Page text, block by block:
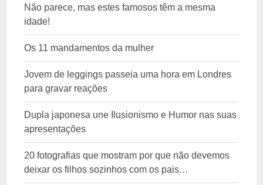
Não parece, mas estes famosos têm a mesma
idade!
Os 11 mandamentos da mulher
Jovem de leggings passeia uma hora em Londres
para gravar reações
Dupla japonesa une Ilusionismo e Humor nas suas
apresentações
20 fotografias que mostram por que não devemos
deixar os filhos sozinhos com os pais…